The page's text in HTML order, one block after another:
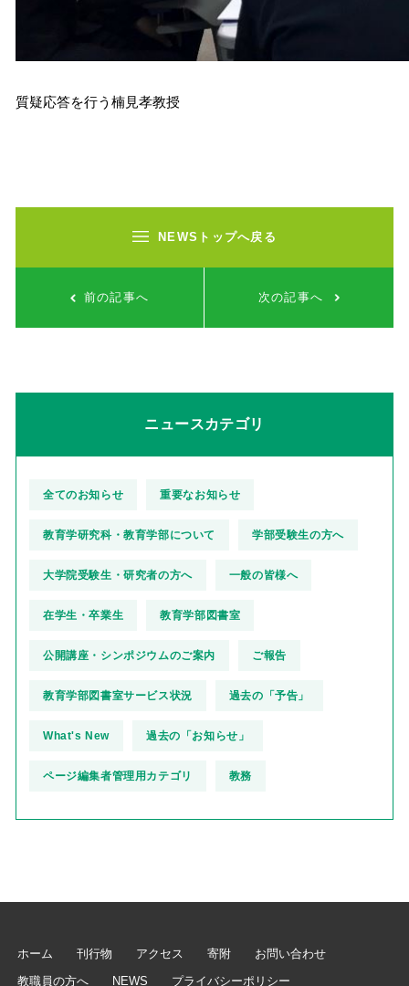
質疑応答を行う楠見孝教授
前の記事へ
NEWSトップへ戻る
次の記事へ
ニュースカテゴリ
全てのお知らせ 重要なお知らせ
教育学研究科・教育学部について 学部受験生の方へ
大学院受験生・研究者の方へ 一般の皆様へ
在学生・卒業生 教育学部図書室
公開講座・シンポジウムのご案内 ご報告
教育学部図書室サービス状況 過去の「予告」
What's New 過去の「お知らせ」
ページ編集者管理用カテゴリ 教務
ホーム 刊行物 アクセス 寄附
お問い合わせ
教職員の方へ
NEWS プライバシーポリシー